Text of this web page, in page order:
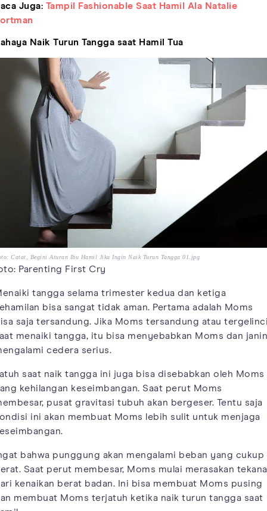
Juga: Tampil Fashionable Saat Hamil Ala Natalie
Naik Turun Tangga saat Hamil Tua
Catat, Begini Aturan Ibu Hamil Jika Ingin Naik Turun Tangga 01.jpg
Parenting First Cry
tangga selama trimester kedua dan ketiga
bisa sangat tidak aman. Pertama adalah Moms
saja tersandung. Jika Moms tersandung atau
menaiki tangga, itu bisa menyebabkan Moms dan janin
cedera serius.
saat naik tangga ini juga bisa disebabkan oleh Moms
kehilangan keseimbangan. Saat perut Moms
pusat gravitasi tubuh akan bergeser. Tentu saja
ini akan membuat Moms lebih sulit untuk menjaga
bahwa punggung akan mengalami beban yang cukup
Saat perut membesar, Moms mulai merasakan
kenaikan berat badan. Ini bisa membuat Moms pusing
membuat Moms terjatuh ketika naik turun tangga saat